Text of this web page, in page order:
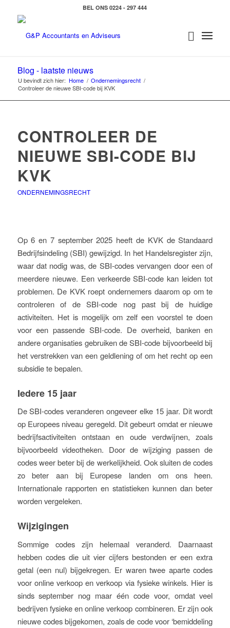
BEL ONS 0224 - 297 444
Blog - laatste nieuws
U bevindt zich hier: Home / Ondernemingsrecht /
Controleer de nieuwe SBI-code bij KVK
CONTROLEER DE
NIEUWE SBI-CODE BIJ
KVK
ONDERNEMINGSRECHT
Op 6 en 7 september 2025 heeft de KVK de Standaard
Bedrijfsindeling (SBI) gewijzigd. In het Handelsregister zijn,
waar dat nodig was, de SBI-codes vervangen door een of
meerdere nieuwe. Een verkeerde SBI-code kan leiden tot
problemen. De KVK roept ondernemers daarom op om te
controleren of de SBI-code nog past bij de huidige
activiteiten. Het is mogelijk om zelf een voorstel te doen
voor een passende SBI-code. De overheid, banken en
andere organisaties gebruiken de SBI-code bijvoorbeeld bij
het verstrekken van een geldlening of om het recht op een
subsidie te bepalen.
Iedere 15 jaar
De SBI-codes veranderen ongeveer elke 15 jaar. Dit wordt
op Europees niveau geregeld. Dit gebeurt omdat er nieuwe
bedrijfsactiviteiten ontstaan en oude verdwijnen, zoals
bijvoorbeeld videotheken. Door de wijziging passen de
codes weer beter bij de werkelijkheid. Ook sluiten de codes
zo beter aan bij Europese landen om ons heen.
Internationale rapporten en statistieken kunnen dan beter
worden vergeleken.
Wijzigingen
Sommige codes zijn helemaal veranderd. Daarnaast
hebben codes die uit vier cijfers bestonden er een extra
getal (een nul) bijgekregen. Er waren twee aparte codes
voor online verkoop en verkoop via fysieke winkels. Hier is
sinds september nog maar één code voor, omdat veel
bedrijven fysieke en online verkoop combineren. Er zijn ook
nieuwe codes bijgekomen, zoals de code voor ‘bemiddeling